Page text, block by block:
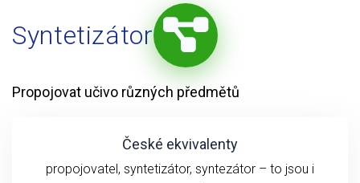
Syntetizátor
Propojovat učivo různých předmětů
České ekvivalenty
propojovatel, syntetizátor, syntezátor – to jsou i